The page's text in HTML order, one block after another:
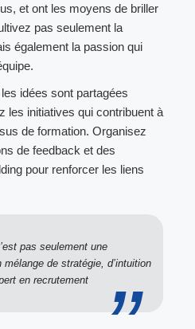
et ont les moyens de briller
pas seulement la
également la passion qui
idées sont partagées
les initiatives qui contribuent à
de formation. Organisez
de feedback et des
pour renforcer les liens
pas seulement une
de stratégie, d’intuition
en recrutement